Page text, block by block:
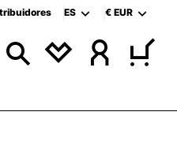
ES € EUR